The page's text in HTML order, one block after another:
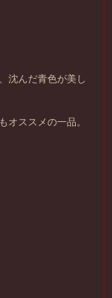
沈んだ青色が美し
オススメの一品。